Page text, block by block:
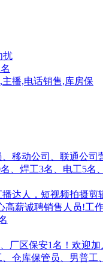
扰
播,电话销售,库房保
移动公司、联通公司
、焊工3名、电工5
达人，短视频拍摄剪
薪诚聘销售人员!工
厂区保安1名！欢迎加
仓库保管员、男普工